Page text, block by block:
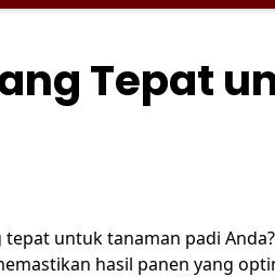
Tepat
untuk tanaman padi
hasil panen yang